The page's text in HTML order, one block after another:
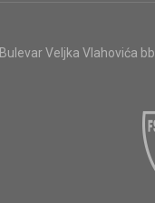
Bulevar Veljka Vlahovića bb